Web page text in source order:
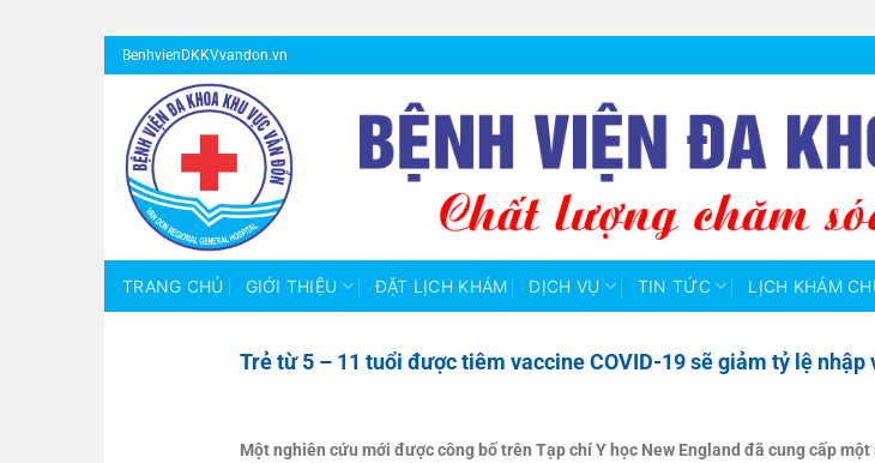
Bỏ
qua
dung
BenhvienDKKVvandon.vn
TRANG CHỦ GIỚI THIỆU ĐẶT LỊCH KHÁM DỊCH VỤ TIN TỨC LỊCH KHÁM
Trẻ từ 5 – 11 tuổi được tiêm vaccine COVID-19 sẽ giảm tỷ lệ nhập
Một nghiên cứu mới được công bố trên Tạp chí Y học New England đã cung cấp